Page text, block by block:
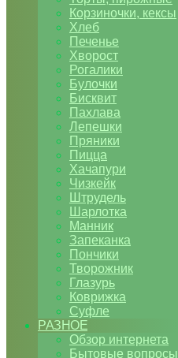
Корзиночки, кексы
Хлеб
Печенье
Хворост
Рогалики
Булочки
Бисквит
Пахлава
Лепешки
Пряники
Пицца
Хачапури
Чизкейк
Штрудель
Шарлотка
Манник
Запеканка
Пончики
Творожник
Глазурь
Коврижка
Суфле
РАЗНОЕ
Обзор интернета
Бытовые вопросы